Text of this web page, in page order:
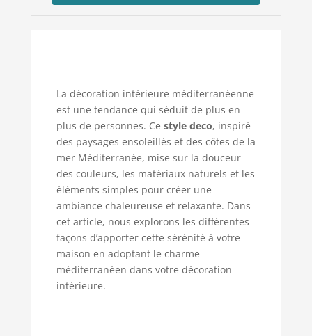
La décoration intérieure méditerranéenne
est une tendance qui séduit de plus en
plus de personnes. Ce style deco, inspiré
des paysages ensoleillés et des côtes de la
mer Méditerranée, mise sur la douceur
des couleurs, les matériaux naturels et les
éléments simples pour créer une
ambiance chaleureuse et relaxante. Dans
cet article, nous explorons les différentes
façons d’apporter cette sérénité à votre
maison en adoptant le charme
méditerranéen dans votre décoration
intérieure.